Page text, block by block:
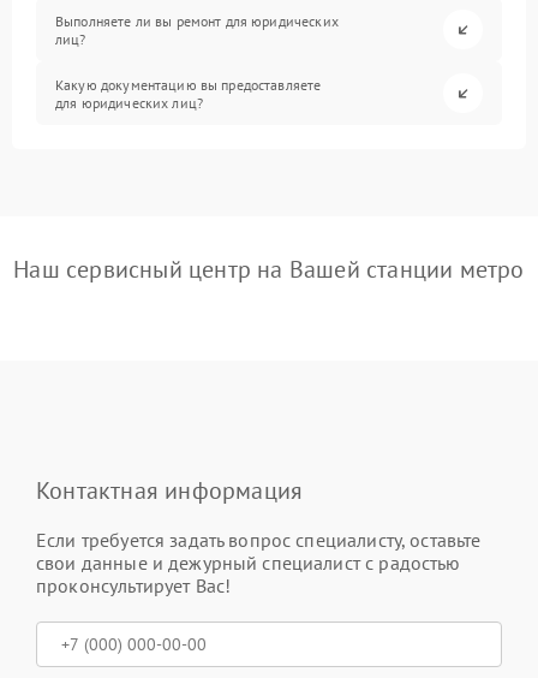
Выполняете ли вы ремонт для юридических
лиц?
Какую документацию вы предоставляете
для юридических лиц?
Наш сервисный центр на Вашей станции метро
Контактная информация
Если требуется задать вопрос специалисту, оставьте
свои данные и дежурный специалист с радостью
проконсультирует Вас!